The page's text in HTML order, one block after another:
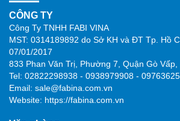
CÔNG TY
Công Ty TNHH FABI VINA
MST: 0314189892 do Sở KH và ĐT Tp. Hồ
07/01/2017
833 Phan Văn Trị, Phường 7, Quận Gò Vấp,
Tel: 02822298938 - 0938979908 -
Email: sale@fabina.com.vn
Website: https://fabina.com.vn